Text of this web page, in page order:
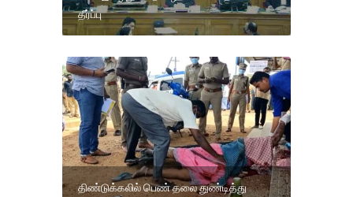
தீர்ப்பு
திண்டுக்கலில் பெண் தலை துண்டித்து